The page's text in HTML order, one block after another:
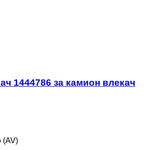
1444786 за камион влекач
(AV)